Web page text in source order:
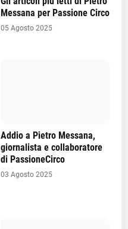
Messana per Passione Circo
05 Agosto 2025
Addio a Pietro Messana,
giornalista e collaboratore
di PassioneCirco
03 Agosto 2025